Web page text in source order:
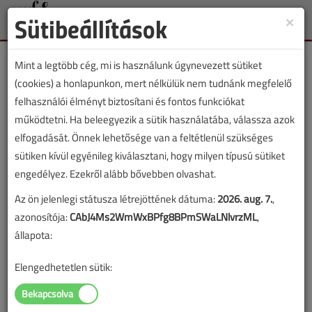
Toggle
Lapszám:
TARTALOM
Épületgépészet
Az épületgépész
szakképzésről
2016/7-8. lapszám
×
Sütibeállítások
Mint a legtöbb cég, mi is használunk úgynevezett sütiket
(cookies) a honlapunkon, mert nélkülük nem tudnánk megfelelő
felhasználói élményt biztosítani és fontos funkciókat
működtetni. Ha beleegyezik a sütik használatába, válassza azok
elfogadását. Önnek lehetősége van a feltétlenül szükséges
sütiken kívül egyénileg kiválasztani, hogy milyen típusú sütiket
engedélyez. Ezekről alább bővebben olvashat.
Az ön jelenlegi státusza létrejöttének dátuma:2026. aug. 7.,
azonosítója:CAbJ4Ms2WmWxBPfg8BPmSWaLNlvrzML,
állapota:
Elengedhetetlen sütik: